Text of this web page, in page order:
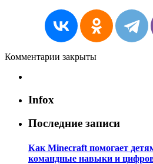
Комментарии закрыты
Infox
Последние записи
Как Minecraft помогает
командные навыки и